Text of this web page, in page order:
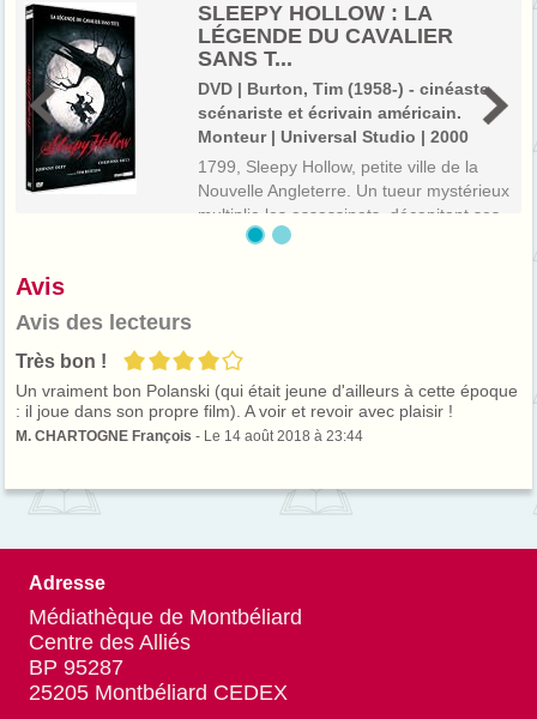
SLEEPY HOLLOW : LA
LÉGENDE DU CAVALIER
SANS T...
DVD | Burton, Tim (1958-) - cinéaste,
scénariste et écrivain américain.
Monteur | Universal Studio | 2000
1799, Sleepy Hollow, petite ville de la
Nouvelle Angleterre. Un tueur mystérieux
multiplie les assassinats, décapitant ses
victimes. La police de New York dépèche
Avis
Avis des lecteurs
Très bon ! 4/5
Un vraiment bon Polanski (qui était jeune d'ailleurs à cette époque
: il joue dans son propre film). A voir et revoir avec plaisir !
M. CHARTOGNE François - Le 14 août 2018 à 23:44
Adresse
Médiathèque de Montbéliard
Centre des Alliés
BP 95287
25205 Montbéliard CEDEX